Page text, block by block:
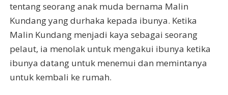
tentang seorang anak muda bernama Malin
Kundang yang durhaka kepada ibunya. Ketika
Malin Kundang menjadi kaya sebagai seorang
pelaut, ia menolak untuk mengakui ibunya ketika
ibunya datang untuk menemui dan memintanya
untuk kembali ke rumah.